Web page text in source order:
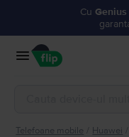
Cu Genius
Telefoane mobile Huawei